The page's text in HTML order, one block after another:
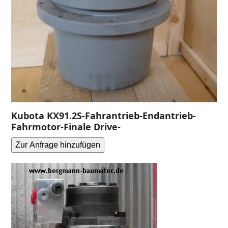
Kubota KX91.2S-Fahrantrieb-Endantrieb-
Fahrmotor-Finale Drive-
Zur Anfrage hinzufügen